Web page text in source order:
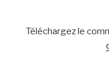
Téléchargez le